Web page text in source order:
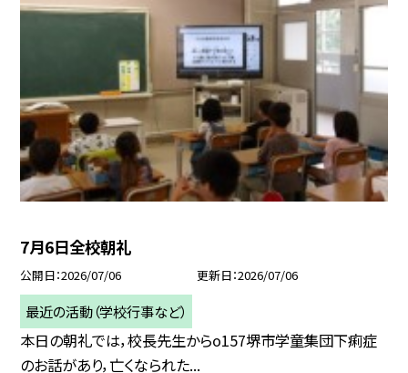
7月6日全校朝礼
公開日 2026/07/06 更新日 2026/07/06
最近の活動（学校行事など）
本日の朝礼では，校長先生からo157堺市学童集団下痢症
のお話があり，亡くなられた...